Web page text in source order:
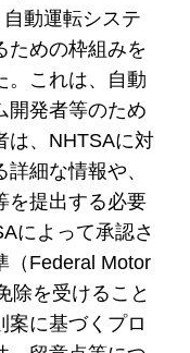
動運転システ
ための枠組みを
。これは、自動
開発者等のため
は、NHTSAに対
細な情報や、
を提出する必要
によって承認さ
（Federal Motor
除を受けること
案に基づくプロ